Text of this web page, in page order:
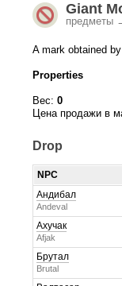
Giant
предметы
A mark obtained
Properties
Вес: 0
Цена продажи в
Drop
NPC
Андибал
Andeval
Ахучак
Afjak
Брутал
Brutal